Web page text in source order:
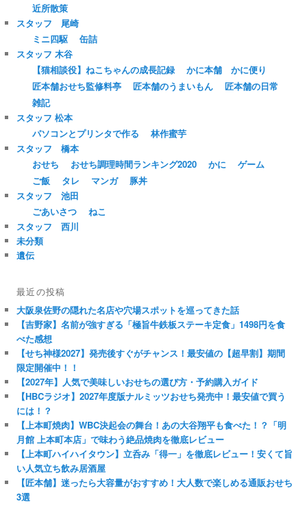
近所散策
スタッフ 尾崎
ミニ四駆
缶詰
スタッフ 木谷
【猫相談役】ねこちゃんの成長記録
かに本舗 かに便り
匠本舗おせち監修料亭
匠本舗のうまいもん
匠本舗の日常
雑記
スタッフ 松本
パソコンとプリンタで作る
林作蜜芋
スタッフ 橋本
おせち
おせち調理時間ランキング2020 かに
ゲーム
ご飯
タレ マンガ
豚丼
スタッフ 池田
ごあいさつ
ねこ
スタッフ 西川
未分類
遺伝
最近の投稿
大阪泉佐野の隠れた名店や穴場スポットを巡ってきた話
【吉野家】名前が強すぎる「極旨牛鉄板ステーキ定食」1498円を食
べた感想
【せち神様2027】発売後すぐがチャンス！最安値の【超早割】期間
限定開催中！！
【2027年】人気で美味しいおせちの選び方・予約購入ガイド
【HBCラジオ】2027年度版ナルミッツおせち発売中！最安値で買う
には！？
【上本町焼肉】WBC決起会の舞台！あの大谷翔平も食べた！？「明
月館 上本町本店」で味わう絶品焼肉を徹底レビュー
【上本町ハイハイタウン】立呑み「得一」を徹底レビュー！安くて旨
い人気立ち飲み居酒屋
【匠本舗】迷ったら大容量がおすすめ！大人数で楽しめる通販おせち
3選